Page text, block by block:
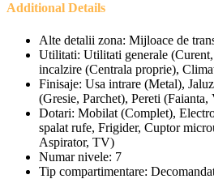
Additional Details
Alte detalii zona: Mijloace de
Utilitati: Utilitati generale
incalzire (Centrala proprie),
Finisaje: Usa intrare (Metal),
(Gresie, Parchet), Pereti (Faianta,
Dotari: Mobilat (Complet),
spalat rufe, Frigider, Cuptor
Aspirator, TV)
Numar nivele: 7
Tip compartimentare: